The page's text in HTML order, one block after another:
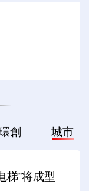
創 城市
梯”将成型